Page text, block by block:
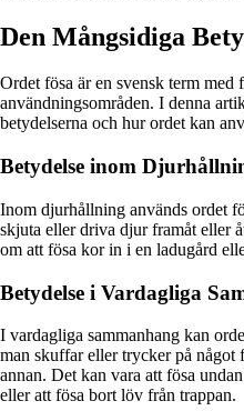
Den Mångsidiga
Ordet fösa är en svensk term med
användningsområden. I denna
betydelserna och hur ordet kan
Betydelse inom
Inom djurhållning används ordet
skjuta eller driva djur framåt eller
om att fösa kor in i en ladugård
Betydelse i Vardagliga
I vardagliga sammanhang kan
man skuffar eller trycker på
annan. Det kan vara att fösa
eller att fösa bort löv från trappan.